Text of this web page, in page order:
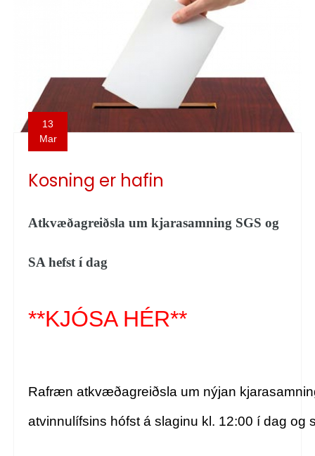
13
Mar
Kosning er hafin
Atkvæðagreiðsla um kjarasamning SGS og
SA hefst í dag
**KJÓSA HÉR**
Rafræn atkvæðagreiðsla um nýjan
atvinnulífsins hófst á slaginu kl. 12:00 í dag og